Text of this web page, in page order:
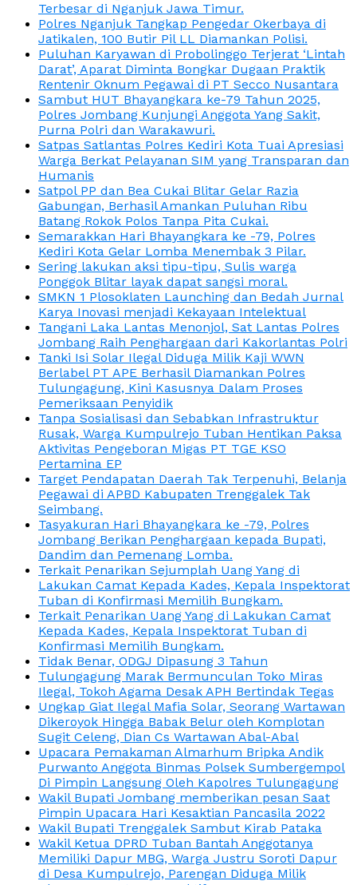
Terbesar di Nganjuk Jawa Timur.
Polres Nganjuk Tangkap Pengedar Okerbaya di
Jatikalen, 100 Butir Pil LL Diamankan Polisi.
Puluhan Karyawan di Probolinggo Terjerat ‘Lintah
Darat’, Aparat Diminta Bongkar Dugaan Praktik
Rentenir Oknum Pegawai di PT Secco Nusantara
Sambut HUT Bhayangkara ke-79 Tahun 2025,
Polres Jombang Kunjungi Anggota Yang Sakit,
Purna Polri dan Warakawuri.
Satpas Satlantas Polres Kediri Kota Tuai Apresiasi
Warga Berkat Pelayanan SIM yang Transparan dan
Humanis
Satpol PP dan Bea Cukai Blitar Gelar Razia
Gabungan, Berhasil Amankan Puluhan Ribu
Batang Rokok Polos Tanpa Pita Cukai.
Semarakkan Hari Bhayangkara ke -79, Polres
Kediri Kota Gelar Lomba Menembak 3 Pilar.
Sering lakukan aksi tipu-tipu, Sulis warga
Ponggok Blitar layak dapat sangsi moral.
SMKN 1 Plosoklaten Launching dan Bedah Jurnal
Karya Inovasi menjadi Kekayaan Intelektual
Tangani Laka Lantas Menonjol, Sat Lantas Polres
Jombang Raih Penghargaan dari Kakorlantas Polri
Tanki Isi Solar Ilegal Diduga Milik Kaji WWN
Berlabel PT APE Berhasil Diamankan Polres
Tulungagung, Kini Kasusnya Dalam Proses
Pemeriksaan Penyidik
Tanpa Sosialisasi dan Sebabkan Infrastruktur
Rusak, Warga Kumpulrejo Tuban Hentikan Paksa
Aktivitas Pengeboran Migas PT TGE KSO
Pertamina EP
Target Pendapatan Daerah Tak Terpenuhi, Belanja
Pegawai di APBD Kabupaten Trenggalek Tak
Seimbang.
Tasyakuran Hari Bhayangkara ke -79, Polres
Jombang Berikan Penghargaan kepada Bupati,
Dandim dan Pemenang Lomba.
Terkait Penarikan Sejumplah Uang Yang di
Lakukan Camat Kepada Kades, Kepala Inspektorat
Tuban di Konfirmasi Memilih Bungkam.
Terkait Penarikan Uang Yang di Lakukan Camat
Kepada Kades, Kepala Inspektorat Tuban di
Konfirmasi Memilih Bungkam.
Tidak Benar, ODGJ Dipasung 3 Tahun
Tulungagung Marak Bermunculan Toko Miras
Ilegal, Tokoh Agama Desak APH Bertindak Tegas
Ungkap Giat Ilegal Mafia Solar, Seorang Wartawan
Dikeroyok Hingga Babak Belur oleh Komplotan
Sugit Celeng, Dian Cs Wartawan Abal-Abal
Upacara Pemakaman Almarhum Bripka Andik
Purwanto Anggota Binmas Polsek Sumbergempol
Di Pimpin Langsung Oleh Kapolres Tulungagung
Wakil Bupati Jombang memberikan pesan Saat
Pimpin Upacara Hari Kesaktian Pancasila 2022
Wakil Bupati Trenggalek Sambut Kirab Pataka
Wakil Ketua DPRD Tuban Bantah Anggotanya
Memiliki Dapur MBG, Warga Justru Soroti Dapur
di Desa Kumpulrejo, Parengan Diduga Milik